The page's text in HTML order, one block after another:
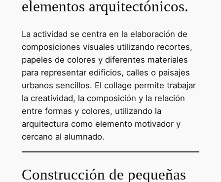
elementos arquitectónicos.
La actividad se centra en la elaboración de
composiciones visuales utilizando recortes,
papeles de colores y diferentes materiales
para representar edificios, calles o paisajes
urbanos sencillos. El collage permite trabajar
la creatividad, la composición y la relación
entre formas y colores, utilizando la
arquitectura como elemento motivador y
cercano al alumnado.
Construcción de pequeñas